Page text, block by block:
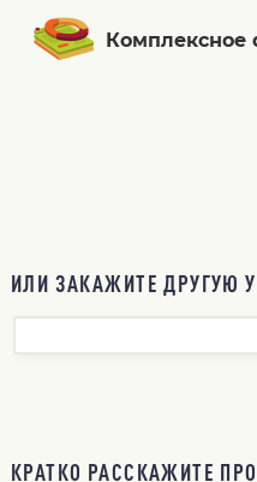
Комплексное
ИЛИ ЗАКАЖИТЕ ДРУГУЮ
КРАТКО РАССКАЖИТЕ